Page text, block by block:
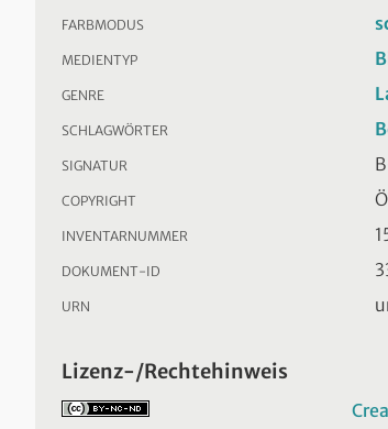
FARBMODUS
MEDIENTYP
GENRE
SCHLAGWÖRTER
SIGNATUR
COPYRIGHT
INVENTARNUMMER
DOKUMENT-ID
URN
Lizenz-/Rechtehinweis